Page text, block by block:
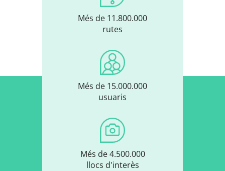
Més de 11.800.000
rutes
Més de 15.000.000
usuaris
Més de 4.500.000
llocs d'interès